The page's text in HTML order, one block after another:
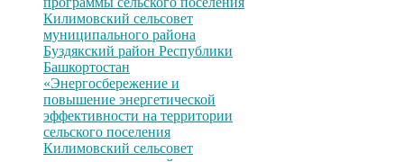
Килимовский сельсовет
муниципального района
Буздякский район Республики
Башкортостан
«Энергосбережение и
повышение энергетической
эффективности на территории
сельского поселения
Килимовский сельсовет